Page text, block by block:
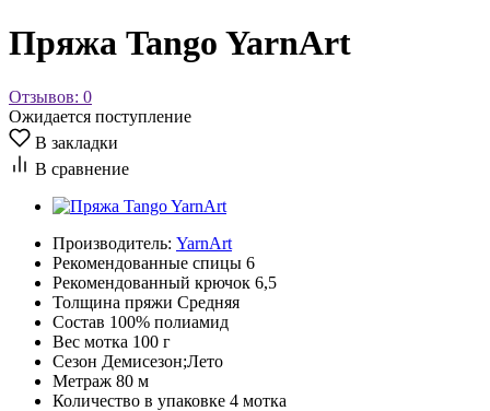
Пряжа Tango YarnArt
Отзывов: 0
Ожидается поступление
В закладки
В сравнение
Производитель: YarnArt
Рекомендованные спицы 6
Рекомендованный крючок 6,5
Толщина пряжи Средняя
Состав 100% полиамид
Вес мотка 100 г
Сезон Демисезон;Лето
Метраж 80 м
Количество в упаковке 4 мотка